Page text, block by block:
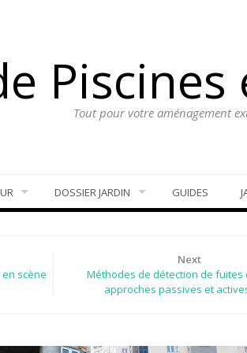
Piscines
Tout pour votre aménagement
DOSSIER JARDIN GUIDES
scène
Next
Méthodes de détection de fuites
approches passives et